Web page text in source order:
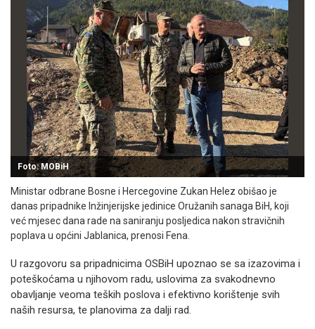
Foto: MOBiH
Ministar odbrane Bosne i Hercegovine Zukan Helez obišao je
danas pripadnike Inžinjerijske jedinice Oružanih sanaga BiH, koji
već mjesec dana rade na saniranju posljedica nakon stravičnih
poplava u općini Jablanica, prenosi Fena.
U razgovoru sa pripadnicima OSBiH upoznao se sa izazovima i
poteškoćama u njihovom radu, uslovima za svakodnevno
obavljanje veoma teških poslova i efektivno korištenje svih
naših resursa, te planovima za dalji rad.